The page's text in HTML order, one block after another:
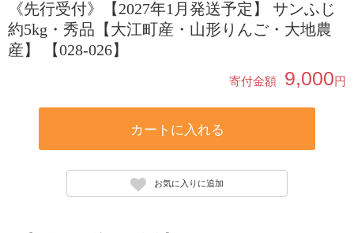
《先行受付》【2027年1月発送予定】 サンふじ
約5kg・秀品【大江町産・山形りんご・大地農
産】 【028-026】
寄付金額 9,000円
カートに入れる
お気に入りに追加